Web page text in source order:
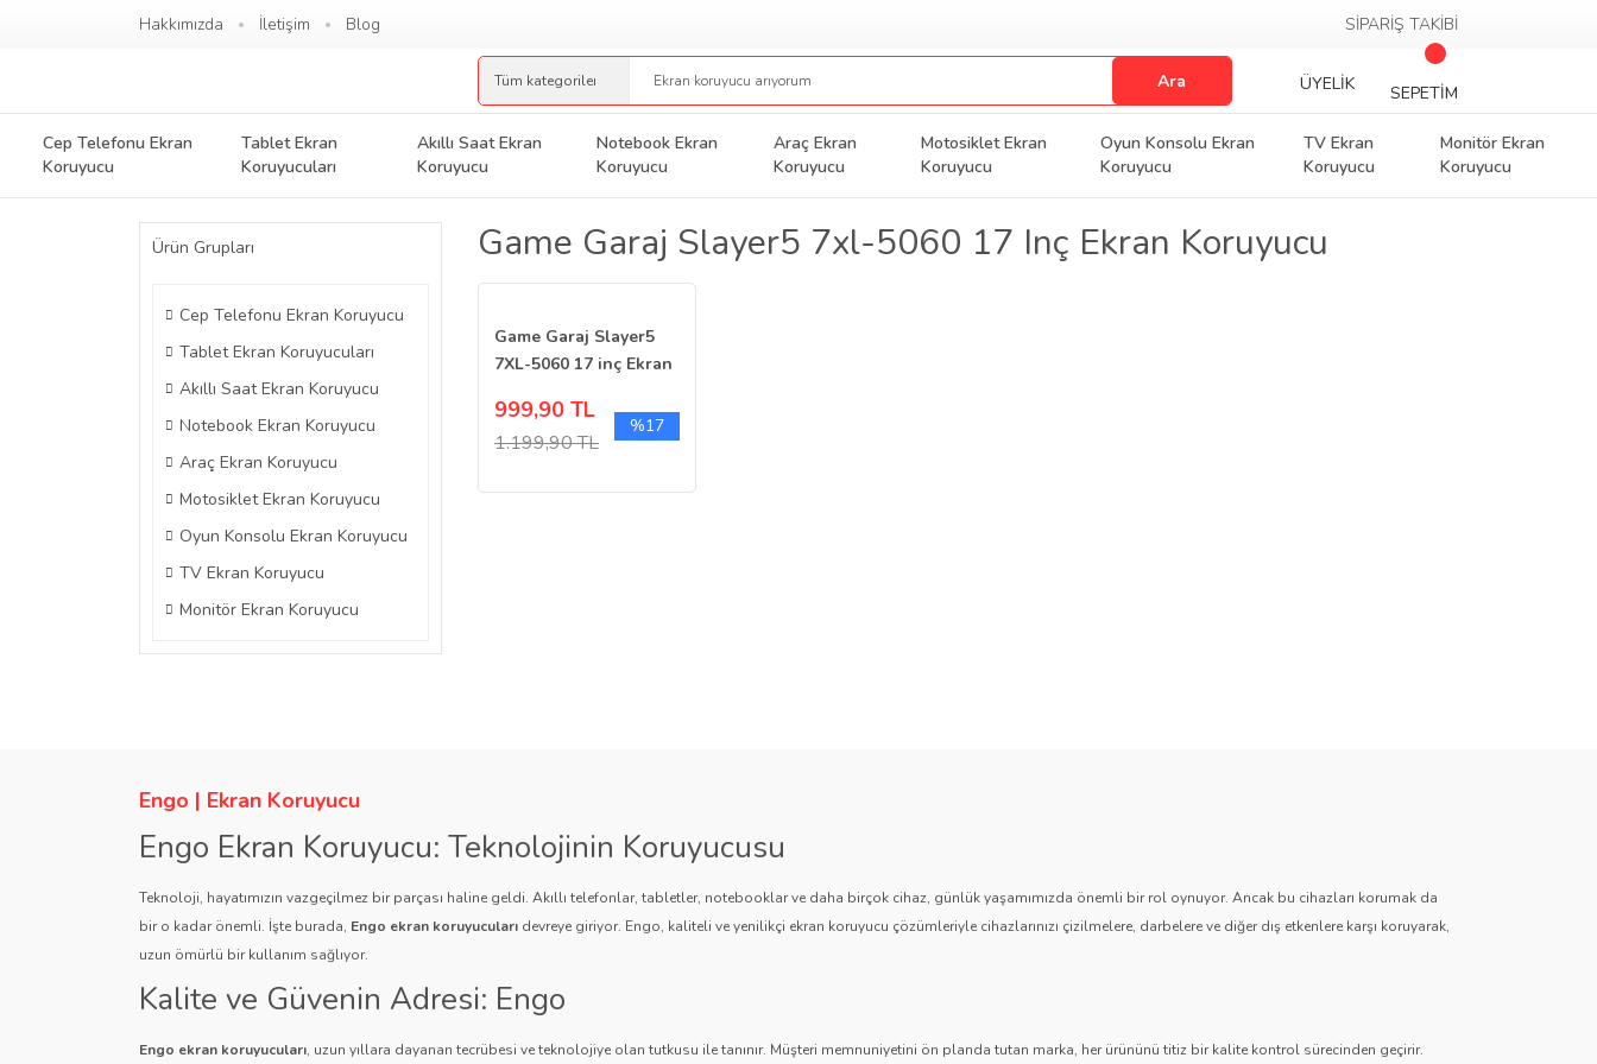
Hakkımızda İletişim Blog SİPARİŞ TAKİBİ
Ara ÜYELİK SEPETİM
Cep Telefonu Ekran
Koruyucu
Tablet Ekran
Koruyucuları
Akıllı Saat Ekran
Koruyucu
Notebook Ekran
Koruyucu
Araç Ekran
Koruyucu
Motosiklet Ekran
Koruyucu
Oyun Konsolu Ekran
Koruyucu
TV Ekran
Koruyucu
Monitör Ekran
Koruyucu
Ürün Grupları
Cep Telefonu Ekran Koruyucu
Tablet Ekran Koruyucuları
Akıllı Saat Ekran Koruyucu
Notebook Ekran Koruyucu
Araç Ekran Koruyucu
Motosiklet Ekran Koruyucu
Oyun Konsolu Ekran Koruyucu
TV Ekran Koruyucu
Monitör Ekran Koruyucu
Game Garaj Slayer5 7xl-5060 17 Inç Ekran Koruyucu
Game Garaj Slayer5
7XL-5060 17 inç Ekran
999,90 TL
1.199,90 TL
%17
Engo | Ekran Koruyucu
Engo Ekran Koruyucu: Teknolojinin Koruyucusu
Teknoloji, hayatımızın vazgeçilmez bir parçası haline geldi. Akıllı telefonlar, tabletler, notebooklar ve daha birçok cihaz, günlük yaşamımızda önemli bir rol oynuyor. Ancak bu cihazları korumak da
bir o kadar önemli. İşte burada, Engo ekran koruyucuları devreye giriyor. Engo, kaliteli ve yenilikçi ekran koruyucu çözümleriyle cihazlarınızı çizilmelere, darbelere ve diğer dış etkenlere karşı koruyarak,
uzun ömürlü bir kullanım sağlıyor.
Kalite ve Güvenin Adresi: Engo
Engo ekran koruyucuları, uzun yıllara dayanan tecrübesi ve teknolojiye olan tutkusu ile tanınır. Müşteri memnuniyetini ön planda tutan marka, her ürününü titiz bir kalite kontrol sürecinden geçirir.